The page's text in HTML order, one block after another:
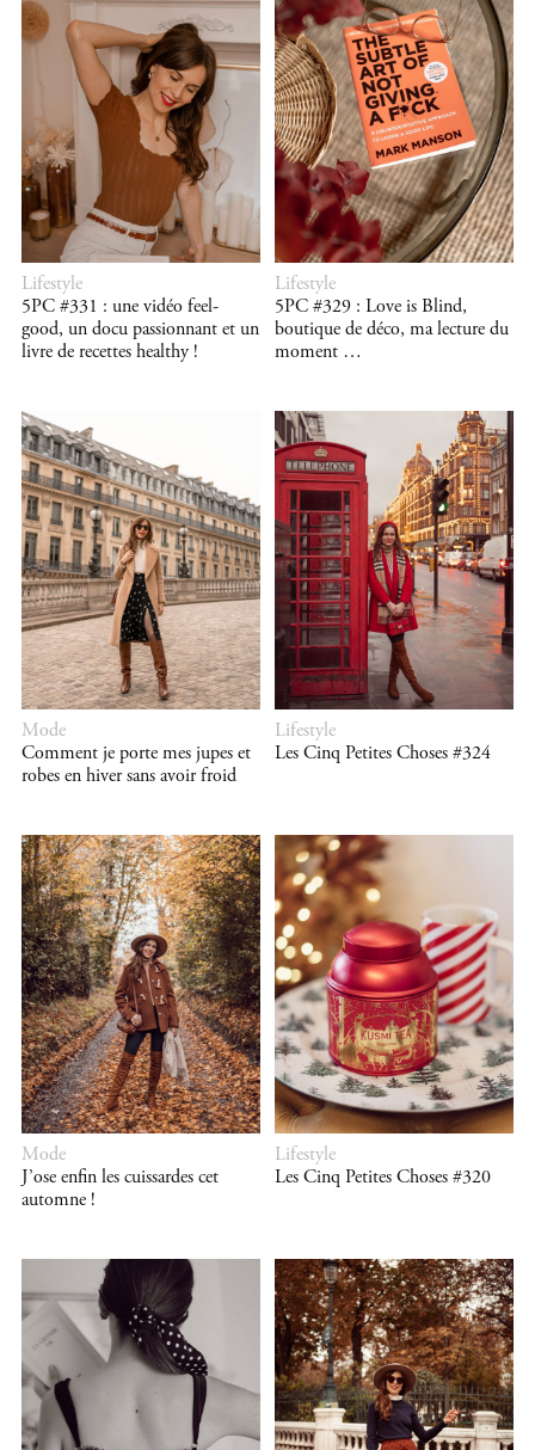
Lifestyle
5PC #331 : une vidéo feel-
good, un docu passionnant et un
livre de recettes healthy !
Lifestyle
5PC #329 : Love is Blind,
boutique de déco, ma lecture du
moment …
Mode
Comment je porte mes jupes et
robes en hiver sans avoir froid
Lifestyle
Les Cinq Petites Choses #324
Mode
J’ose enfin les cuissardes cet
automne !
Lifestyle
Les Cinq Petites Choses #320